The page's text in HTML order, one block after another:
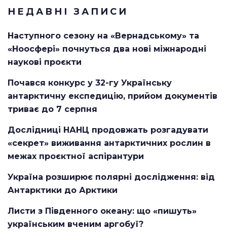
НЕДАВНІ ЗАПИСИ
Наступного сезону на «Вернадському» та
«Ноосфері» почнуться два нові міжнародні
наукові проєкти
Почався конкурс у 32-гу Українську
антарктичну експедицію, прийом документів
триває до 7 серпня
Дослідниці НАНЦ продовжать розгадувати
«секрет» виживання антарктичних рослин в
межах проєктної аспірантури
Україна розширює полярні дослідження: від
Антарктики до Арктики
Листи з Південного океану: що «пишуть»
українським вченим аргобуї?